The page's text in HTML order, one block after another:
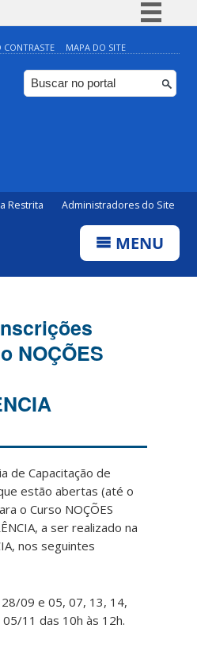
Simplifique!
Comunica BR
Participe
CONTRASTE MAPA DO SITE
Restrita Administradores do Site
MENU
NOÇÕES
de Capacitação de
estão abertas (até o
o Curso NOÇÕES
a ser realizado na
nos seguintes
09 e 05, 07, 13, 14,
11 das 10h às 12h.